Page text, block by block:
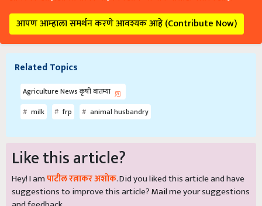
आपण आम्हाला समर्थन करणे आवश्यक आहे (Contribute Now)
milk
frp animal husbandry
Like this article?
Hey! I amपाटील रत्नाकर अशोक. Did you liked this article and have
suggestions to improve this article?Mailme your suggestions
and feedback.